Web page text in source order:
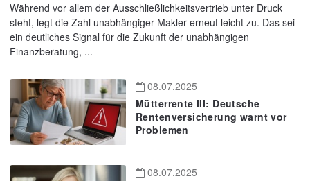
Während vor allem der Ausschließlichkeitsvertrieb unter Druck
steht, legt die Zahl unabhängiger Makler erneut leicht zu. Das sei
ein deutliches Signal für die Zukunft der unabhängigen
Finanzberatung, ...
08.07.2025
Mütterrente III: Deutsche
Rentenversicherung warnt vor
Problemen
08.07.2025